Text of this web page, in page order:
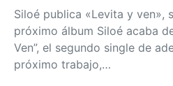
Siloé publica «Levita y ven»,
próximo álbum Siloé acaba
Ven”, el segundo single de
próximo trabajo,…